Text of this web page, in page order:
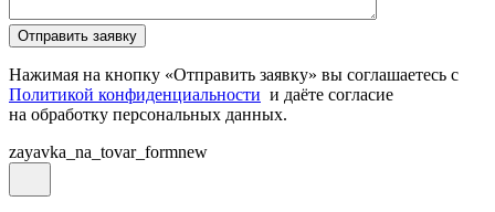
Нажимая на кнопку «Отправить заявку» вы соглашаетесь с
Политикой конфиденциальности и даёте согласие
на обработку персональных данных.
zayavka_na_tovar_formnew